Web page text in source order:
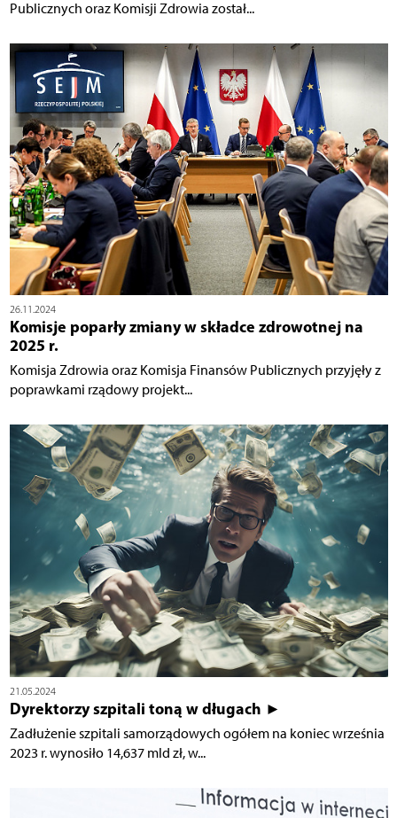
Publicznych oraz Komisji Zdrowia został...
26.11.2024
Komisje poparły zmiany w składce zdrowotnej na
2025 r.
Komisja Zdrowia oraz Komisja Finansów Publicznych przyjęły z
poprawkami rządowy projekt...
21.05.2024
Dyrektorzy szpitali toną w długach ►
Zadłużenie szpitali samorządowych ogółem na koniec września
2023 r. wynosiło 14,637 mld zł, w...